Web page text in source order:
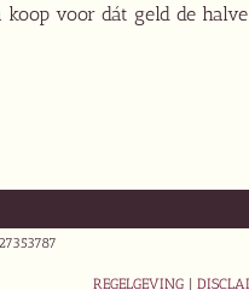
voor dát geld de
REGELGEVING